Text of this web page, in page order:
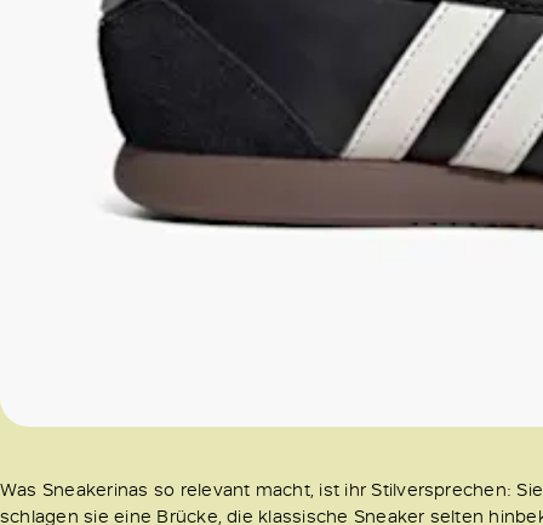
Was Sneakerinas so relevant macht, ist ihr Stilversprechen:
schlagen sie eine Brücke, die klassische Sneaker selten